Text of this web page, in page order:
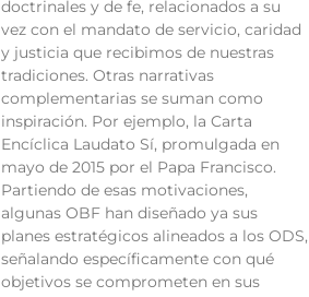
doctrinales y de fe, relacionados a su
vez con el mandato de servicio, caridad
y justicia que recibimos de nuestras
tradiciones. Otras narrativas
complementarias se suman como
inspiración. Por ejemplo, la Carta
Encíclica Laudato Sí, promulgada en
mayo de 2015 por el Papa Francisco.
Partiendo de esas motivaciones,
algunas OBF han diseñado ya sus
planes estratégicos alineados a los ODS,
señalando específicamente con qué
objetivos se comprometen en sus